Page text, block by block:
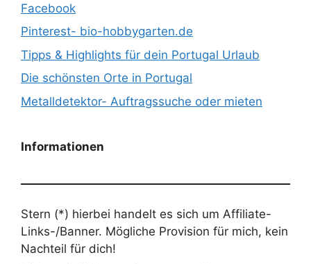
Facebook
Pinterest- bio-hobbygarten.de
Tipps & Highlights für dein Portugal Urlaub
Die schönsten Orte in Portugal
Metalldetektor- Auftragssuche oder mieten
Informationen
Stern (*) hierbei handelt es sich um Affiliate-
Links-/Banner. Mögliche Provision für mich, kein
Nachteil für dich!